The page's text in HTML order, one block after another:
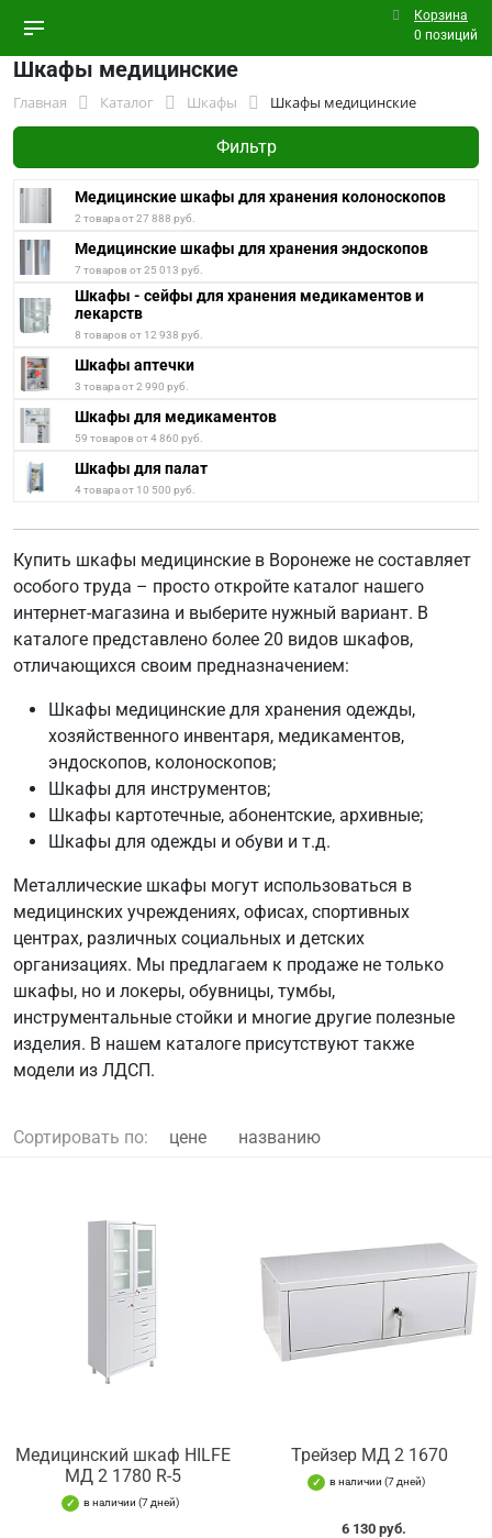
Корзина
0 позиций
Шкафы медицинские
Главная Каталог Шкафы Шкафы медицинские
Фильтр
Медицинские шкафы для хранения колоноскопов
2 товара от 27 888 руб.
Медицинские шкафы для хранения эндоскопов
7 товаров от 25 013 руб.
Шкафы - сейфы для хранения медикаментов и
лекарств
8 товаров от 12 938 руб.
Шкафы аптечки
3 товара от 2 990 руб.
Шкафы для медикаментов
59 товаров от 4 860 руб.
Шкафы для палат
4 товара от 10 500 руб.
Купить шкафы медицинские в Воронеже не составляет
особого труда – просто откройте каталог нашего
интернет-магазина и выберите нужный вариант. В
каталоге представлено более 20 видов шкафов,
отличающихся своим предназначением:
Шкафы медицинские для хранения одежды,
хозяйственного инвентаря, медикаментов,
эндоскопов, колоноскопов;
Шкафы для инструментов;
Шкафы картотечные, абонентские, архивные;
Шкафы для одежды и обуви и т.д.
Металлические шкафы могут использоваться в
медицинских учреждениях, офисах, спортивных
центрах, различных социальных и детских
организациях. Мы предлагаем к продаже не только
шкафы, но и локеры, обувницы, тумбы,
инструментальные стойки и многие другие полезные
изделия. В нашем каталоге присутствуют также
модели из ЛДСП.
Сортировать по: цене названию
Медицинский шкаф HILFE
МД 2 1780 R-5
в наличии (7 дней)
Трейзер MД 2 1670
в наличии (7 дней)
6 130 руб.